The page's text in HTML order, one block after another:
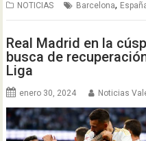
NOTICIAS Barcelona,
Real Madrid en la
busca de
Liga
enero 30, 2024 Noticias